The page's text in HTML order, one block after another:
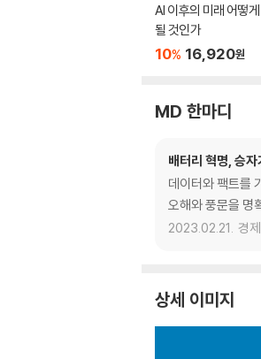
AI 이후의 미래 어떻게
될 것인가
10% 16,920원
MD 한마디
배터리 혁명, 승
데이터와 팩트를
오해와 풍문을 명
2023.02.21. 경
상세 이미지